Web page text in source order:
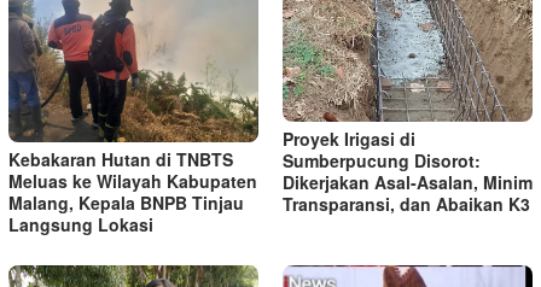
Kebakaran Hutan di TNBTS
Meluas ke Wilayah Kabupaten
Malang, Kepala BNPB Tinjau
Langsung Lokasi
Proyek Irigasi di
Sumberpucung Disorot:
Dikerjakan Asal-Asalan, Minim
Transparansi, dan Abaikan K3